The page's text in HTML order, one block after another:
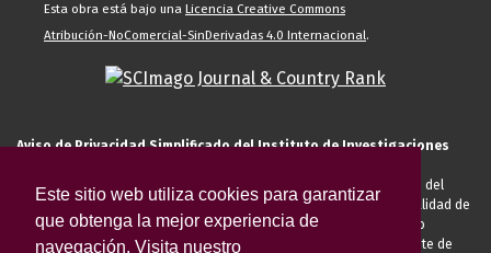
Este sitio web utiliza cookies para garantizar
que obtenga la mejor experiencia de
navegación. Visita nuestro
Esta obra está bajo una Licencia Creative Commons
Atribución-NoComercial-SinDerivadas 4.0 Internacional.
Aviso de Privacidad Simplificado del Instituto de Investigaciones
El Instituto de Investigaciones Estéticas de la UNAM, es responsable del
tratamiento de sus datos personales para el registro de usted en calidad de
alumno, docente, personal de la entidad académica, conferencista o
invitado externo (nacional o extranjero), visitante, proveedor o cliente de